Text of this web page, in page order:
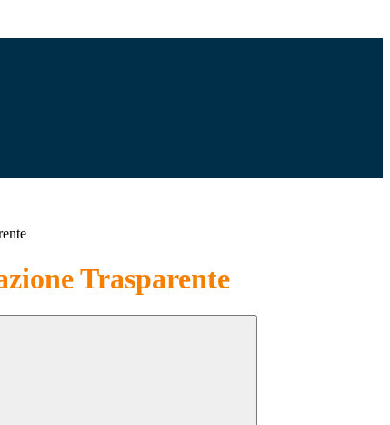
Trasparente